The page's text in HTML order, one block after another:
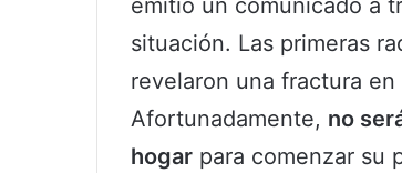
emitió un comunicado a
situación. Las primeras
revelaron una fractura
Afortunadamente, no
hogar para comenzar su